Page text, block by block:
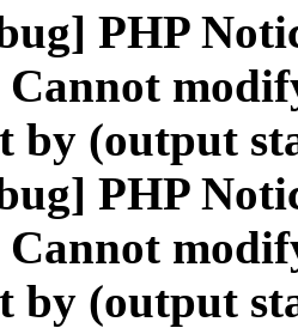
PHP
Cannot
by (output
PHP
Cannot
by (output